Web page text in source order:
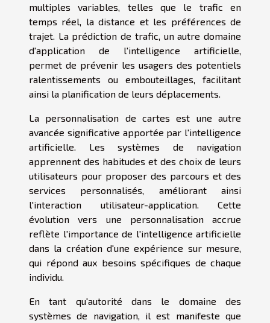
multiples variables, telles que le trafic en
temps réel, la distance et les préférences de
trajet. La prédiction de trafic, un autre domaine
d'application de l'intelligence artificielle,
permet de prévenir les usagers des potentiels
ralentissements ou embouteillages, facilitant
ainsi la planification de leurs déplacements.
La personnalisation de cartes est une autre
avancée significative apportée par l'intelligence
artificielle. Les systèmes de navigation
apprennent des habitudes et des choix de leurs
utilisateurs pour proposer des parcours et des
services personnalisés, améliorant ainsi
l'interaction utilisateur-application. Cette
évolution vers une personnalisation accrue
reflète l'importance de l'intelligence artificielle
dans la création d'une expérience sur mesure,
qui répond aux besoins spécifiques de chaque
individu.
En tant qu'autorité dans le domaine des
systèmes de navigation, il est manifeste que